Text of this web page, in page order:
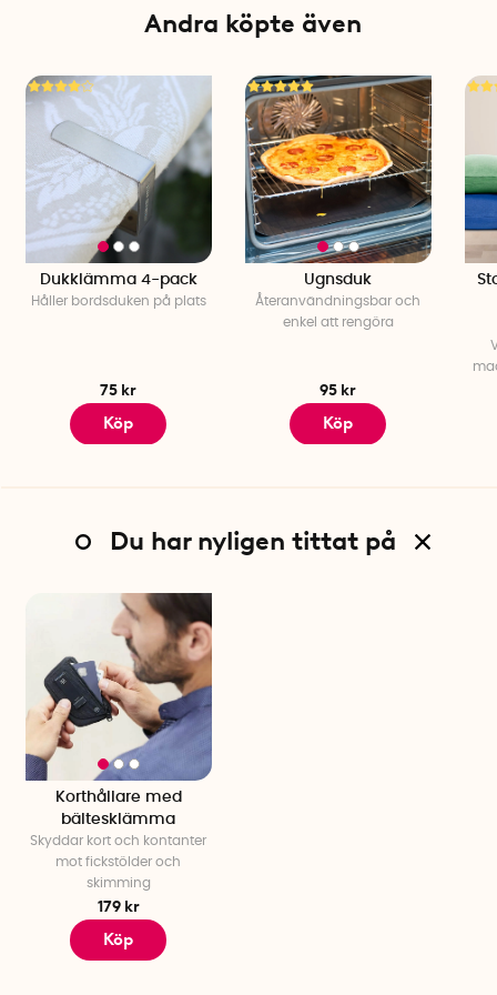
Andra köpte även
Dukklämma 4-pack
Håller bordsduken på plats
75 kr
Köp
Ugnsduk
Återanvändningsbar och
enkel att rengöra
95 kr
Köp
Du har nyligen tittat på
Korthållare med
bältesklämma
Skyddar kort och kontanter
mot fickstölder och
skimming
179 kr
Köp